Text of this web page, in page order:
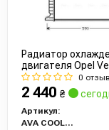
Радиатор
двигателя Opel
(97-02) 2,0d MT
AVA
0
2 440 ₴
Артикул:
AVA COOLING